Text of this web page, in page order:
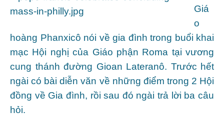
Giá
o
hoàng Phanxicô nói về gia đình trong buổi khai
mạc Hội nghị của Giáo phận Roma tại vương
cung thánh đường Gioan Lateranô. Trước hết
ngài có bài diễn văn về những điểm trong 2 Hội
đồng về Gia đình, rồi sau đó ngài trả lời ba câu
hỏi.